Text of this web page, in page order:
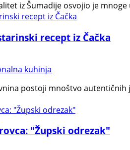
iz Šumadije osvojio je
recept iz Čačka
kuhinja
postoji mnoštvo
"Župski odrezak"